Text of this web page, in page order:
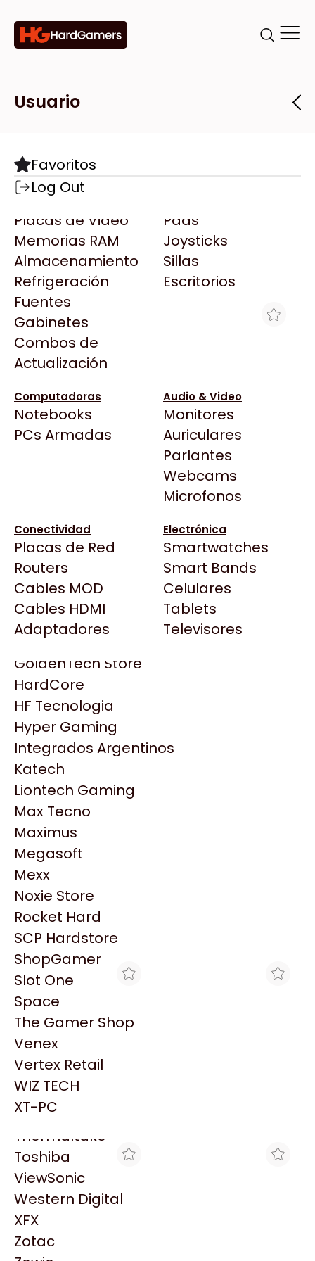
Categorías
Componentes
Motherboards
Microprocesadores
Placas de Video
Memorias RAM
Almacenamiento
Refrigeración
Fuentes
Gabinetes
Combos de
Actualización
Pads
Joysticks
Sillas
Escritorios
Computadoras
Notebooks
PCs Armadas
Audio & Video
Monitores
Auriculares
Parlantes
Webcams
Microfonos
Conectividad
Placas de Red
Routers
Cables MOD
Cables HDMI
Adaptadores
Electrónica
Smartwatches
Smart Bands
Celulares
Tablets
Televisores
Marcas
Todas las Marcas
AMD
AULA
Acer
Adata
AeroCool
Antec
Arkham
Asrock
BenQ
CX
Cooler Master
Deepcool
Dell
EVGA
Gamemax
Genesis
Genius
HP
HyperX
INNO3D
Intel
Kingston
Lenovo
Logitech
MSI
NVIDIA GeForce
NZXT
PNY
Palit
Philips
PowerColor
Razer
Redragon
Samsung
Sandisk
Sapphire
Seagate
Sentey
Solarmax
Thermaltake
Toshiba
ViewSonic
Western Digital
XFX
Zotac
Tiendas
Destacadas
Todas las Tiendas
Click Gaming
Compufan Store
Dinobyte
Full H4rd
Gaming City
Gezatek
GoldenTech Store
HardCore
HF Tecnologia
Hyper Gaming
Integrados Argentinos
Katech
Liontech Gaming
Max Tecno
Maximus
Megasoft
Mexx
Noxie Store
Rocket Hard
SCP Hardstore
ShopGamer
Slot One
Space
The Gamer Shop
Venex
Vertex Retail
WIZ TECH
XT-PC
Usuario
Favoritos
Log Out
MF EPSON MONOCROMATICA M2120
SIST CONT WIFI
$616.745
Ver producto en la página de Max Tecno
Productos
Similares
Explorá más productos similares
MAX TECNO
MF EPSON MULTIFUNCION
RED
$714.743